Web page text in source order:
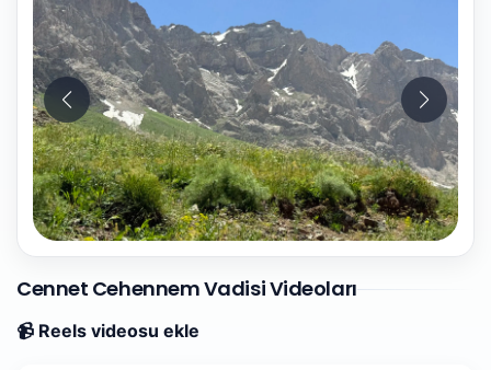
Cennet Cehennem Vadisi Videoları
📹 Reels videosu ekle